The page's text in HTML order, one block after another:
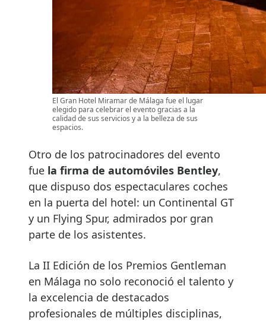
El Gran Hotel Miramar de Málaga fue el lugar
elegido para celebrar el evento gracias a la
calidad de sus servicios y a la belleza de sus
espacios.
Otro de los patrocinadores del evento
fue la firma de automóviles Bentley,
que dispuso dos espectaculares coches
en la puerta del hotel: un Continental GT
y un Flying Spur, admirados por gran
parte de los asistentes.
La II Edición de los Premios Gentleman
en Málaga no solo reconoció el talento y
la excelencia de destacados
profesionales de múltiples disciplinas,